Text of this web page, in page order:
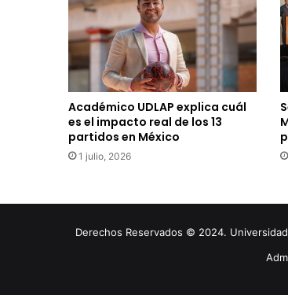
Académico UDLAP explica cuál
es el impacto real de los 13
partidos en México
1 julio, 2026
Derechos Reservados © 2024.